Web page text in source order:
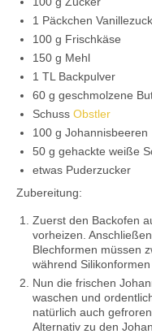
1 Päckchen
100 g Frischkäse
150 g Mehl
1 TL Backpulver
60 g geschmolzene
Schuss Obstler
100 g Johannisbeeren
50 g gehackte weiße
etwas Puderzucker
Zubereitung:
Zuerst den Backofen
vorheizen.
Blechformen müssen
während
Nun die frischen
waschen und
natürlich auch
Alternativ zu den